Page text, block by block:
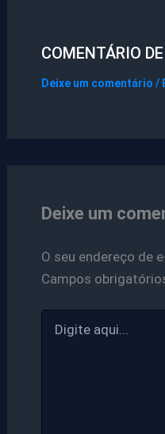
COMENTÁRIO
Deixe um comentário /
Deixe um
O seu endereço de
Campos
aqui...